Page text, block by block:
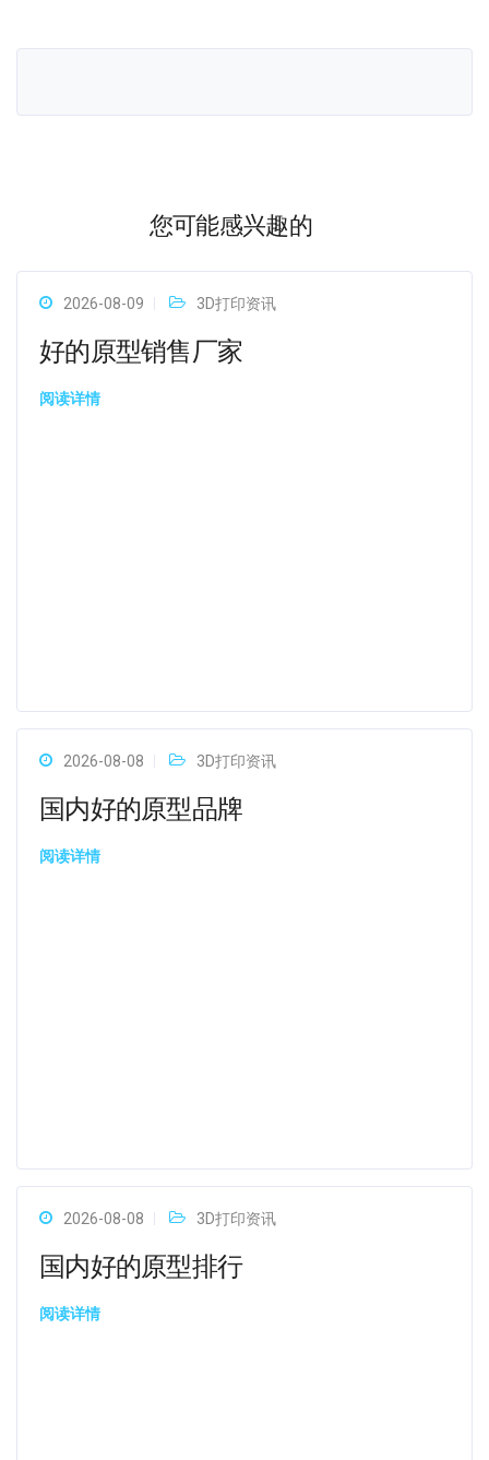
您可能感兴趣的
2026-08-09 3D打印资讯
好的原型销售厂家
阅读详情
2026-08-08 3D打印资讯
国内好的原型品牌
阅读详情
2026-08-08 3D打印资讯
国内好的原型排行
阅读详情